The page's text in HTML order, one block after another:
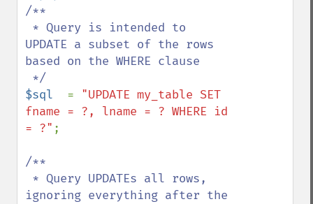
/**
UPDATE a subset of the rows
based on the WHERE clause
$sql = "UPDATE my_table SET
fname = ?, lname = ? WHERE id
= ?" ;
/**
ignoring everything after the